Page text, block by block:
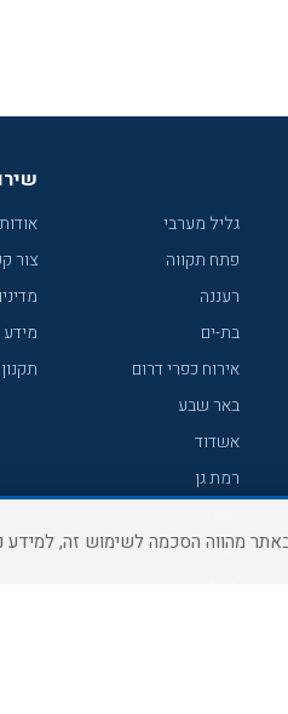
גליל מערבי
פתח תקווה
רעננה
בת-ים
אירוח כפרי דרום
באר שבע
אשדוד
רמת גן
עכו
אודות
צור